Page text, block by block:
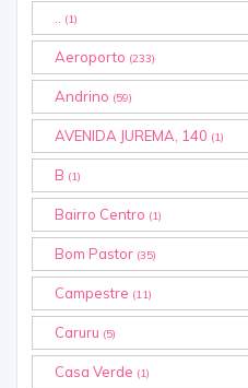
(1)
Aeroporto (233)
Andrino (59)
AVENIDA JUREMA, 140 (1)
B (1)
Bairro Centro (1)
Bom Pastor (35)
Campestre (11)
Caruru (5)
Casa Verde (1)